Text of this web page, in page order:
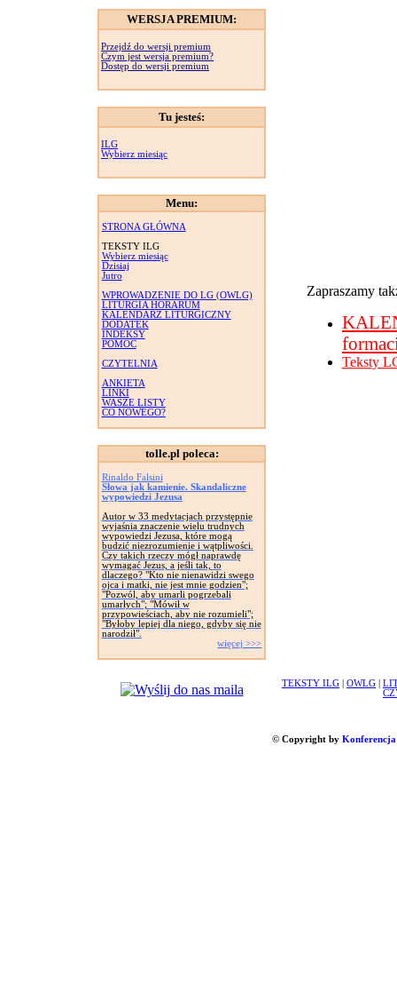
WERSJA PREMIUM:
Przejdź do wersji premium
Czym jest wersja premium?
Dostęp do wersji premium
Tu jesteś:
ILG
Wybierz miesiąc
Menu:
STRONA GŁÓWNA
TEKSTY ILG
Wybierz miesiąc
Dzisiaj
Jutro
WPROWADZENIE DO LG (OWLG)
LITURGIA HORARUM
KALENDARZ LITURGICZNY
DODATEK
INDEKSY
POMOC
CZYTELNIA
ANKIETA
LINKI
WASZE LISTY
CO NOWEGO?
tolle.pl poleca:
Rinaldo Falsini
Słowa jak kamienie. Skandaliczne
wypowiedzi Jezusa
Autor w 33 medytacjach przystępnie
wyjaśnia znaczenie wielu trudnych
wypowiedzi Jezusa, które mogą
budzić niezrozumienie i wątpliwości.
Czy takich rzeczy mógł naprawdę
wymagać Jezus, a jeśli tak, to
dlaczego? "Kto nie nienawidzi swego
ojca i matki, nie jest mnie godzien";
"Pozwól, aby umarli pogrzebali
umarłych"; "Mówił w
przypowieściach, aby nie rozumieli";
"Byłoby lepiej dla niego, gdyby się nie
narodził".
więcej >>>
Zapraszamy
Teksty
TEKSTY ILG OWLG
© Copyright by Konferencja